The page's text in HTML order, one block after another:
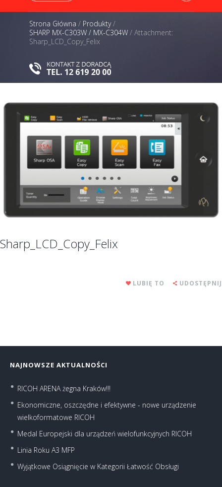
Strona Główna / Produkty/
SHARP MX-C303W / MX-C304W / Attachment:
Sharp_LCD_Copy_Felix
Sharp_LCD_Copy_Felix
LUBIĘ TO UDOSTĘPNIJ
NAJNOWSZE AKTUALNOŚCI
RICOH ARENA żegna Kraków!!!
Ekonomiczne, oszczędne i efektywne - nowe urządzenie
wielkoformatowe RICOH
Medal Europejski dla urządzeń wielofunkcyjnych RICOH
Linia Roku A3 MFP
Wyjątkowe Osiągnięcie w Kategorii Łatwość Obsługi